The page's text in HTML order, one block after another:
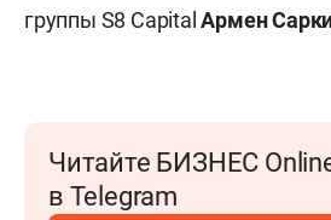
группы S8 CapitalАрмен
Читайте БИЗНЕС
в Telegram